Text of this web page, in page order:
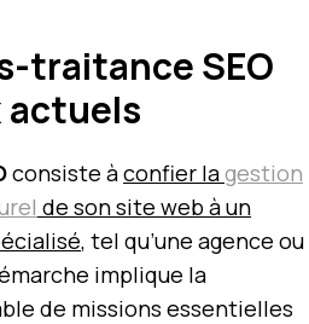
traitance SEO
actuels
consiste àconfier lagestion
de son site web à un
, tel qu’une agence ou
implique la
de missions essentielles